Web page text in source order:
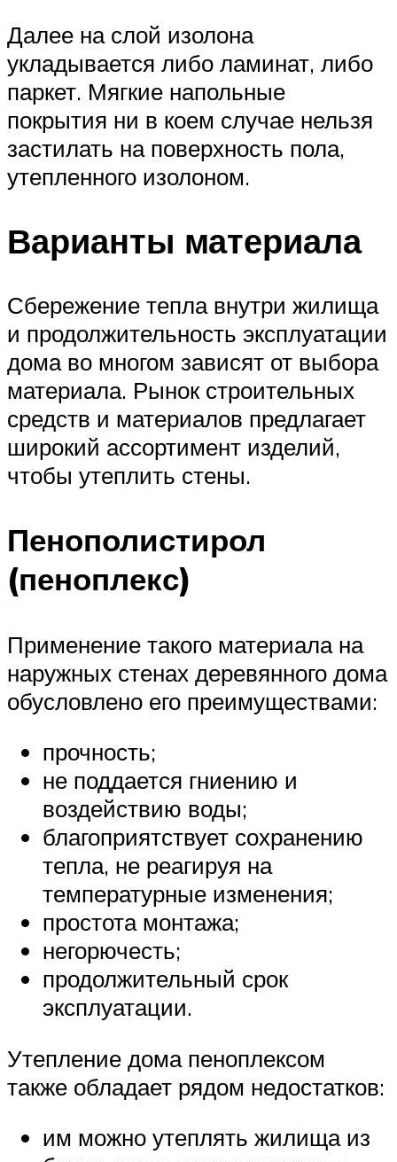
Далее на слой изолона
укладывается либо ламинат, либо
паркет. Мягкие напольные
покрытия ни в коем случае нельзя
застилать на поверхность пола,
утепленного изолоном.
Варианты материала
Сбережение тепла внутри жилища
и продолжительность эксплуатации
дома во многом зависят от выбора
материала. Рынок строительных
средств и материалов предлагает
широкий ассортимент изделий,
чтобы утеплить стены.
Пенополистирол
(пеноплекс)
Применение такого материала на
наружных стенах деревянного дома
обусловлено его преимуществами:
прочность;
не поддается гниению и
воздействию воды;
благоприятствует сохранению
тепла, не реагируя на
температурные изменения;
простота монтажа;
негорючесть;
продолжительный срок
эксплуатации.
Утепление дома пеноплексом
также обладает рядом недостатков:
им можно утеплять жилища из